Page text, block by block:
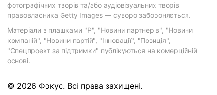
фотографічних творів та/або аудіовізуальних творів
правовласника Getty Images — суворо забороняється.
Матеріали з плашками "Р", "Новини партнерів", "Новини
компаній", "Новини партій", "Інновації", "Позиція",
"Спецпроект за підтримки" публікуються на комерційній
основі.
© 2026 Фокус. Всі права захищені.